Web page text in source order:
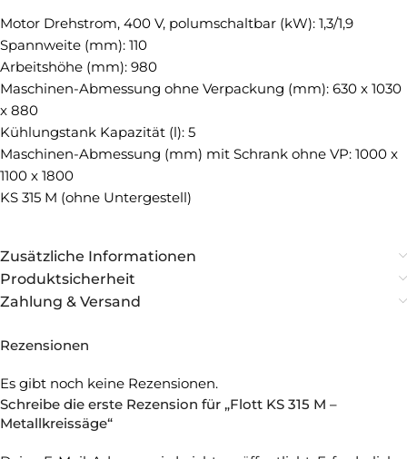
Motor Drehstrom, 400 V, polumschaltbar (kW): 1,3/1,9
Spannweite (mm): 110
Arbeitshöhe (mm): 980
Maschinen-Abmessung ohne Verpackung (mm): 630 x 1030
x 880
Kühlungstank Kapazität (l): 5
Maschinen-Abmessung (mm) mit Schrank ohne VP: 1000 x
1100 x 1800
KS 315 M (ohne Untergestell)
Zusätzliche Informationen
Produktsicherheit
Zahlung & Versand
Rezensionen
Es gibt noch keine Rezensionen.
Schreibe die erste Rezension für „Flott KS 315 M –
Metallkreissäge“